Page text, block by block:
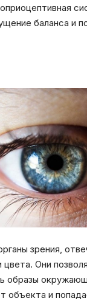
баланса и
зрения,
цвета. Они
образы
объекта и